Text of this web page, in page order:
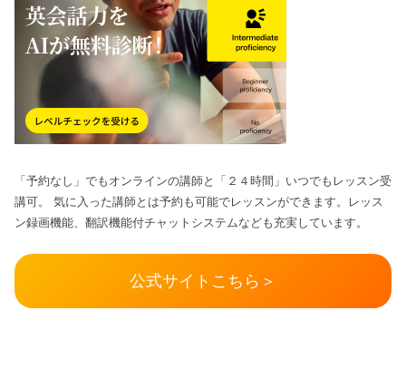
「予約なし」でもオンラインの講師と「２４時間」いつでもレッスン受
講可。 気に入った講師とは予約も可能でレッスンができます。レッス
ン録画機能、翻訳機能付チャットシステムなども充実しています。
公式サイトこちら＞